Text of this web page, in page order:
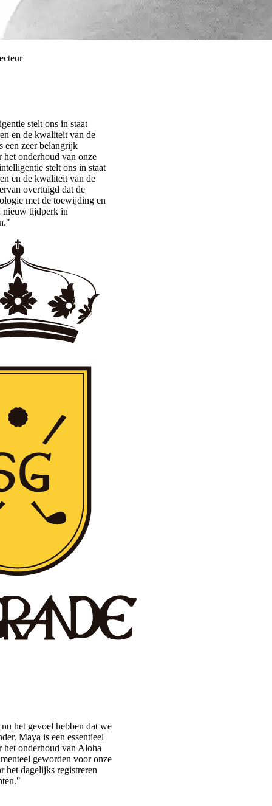
stelt ons in staat
en de kwaliteit van de
een zeer belangrijk
onderhoud van onze
stelt ons in staat
en de kwaliteit van de
overtuigd dat de
met de toewijding en
nieuw tijdperk in
het gevoel hebben dat we
Maya is een essentieel
onderhoud van Aloha
geworden voor onze
het dagelijks registreren